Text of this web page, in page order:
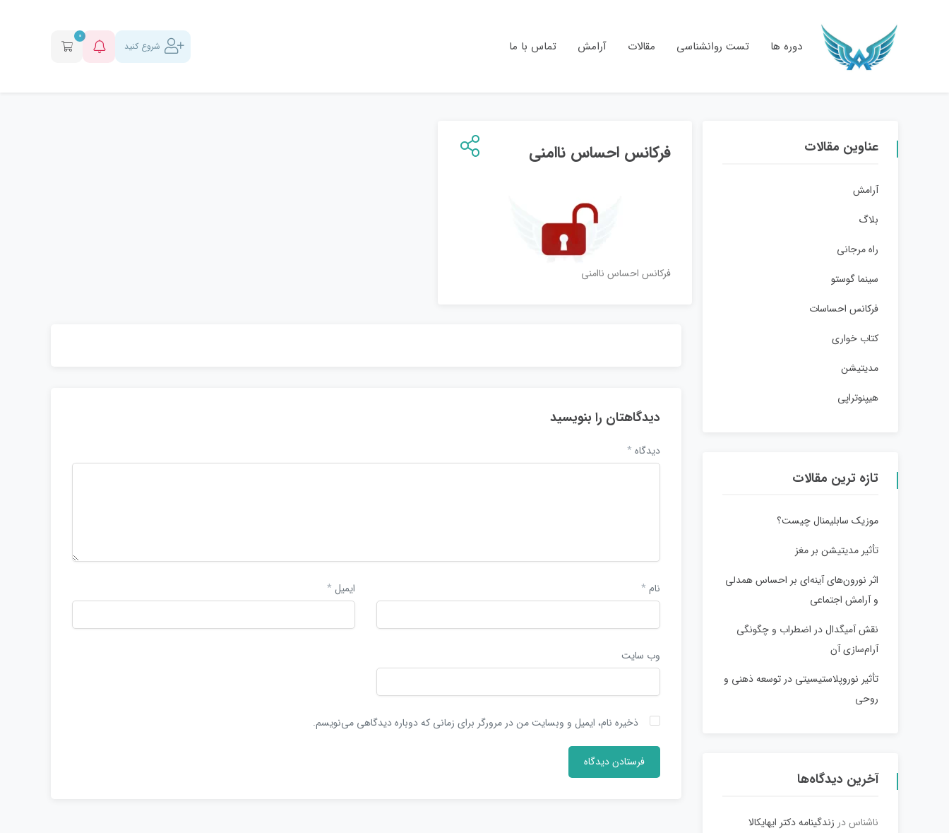
دوره ها تست روانشناسی مقالات آرامش تماس با ما شروع کنید
0
فرکانس احساس ناامنی
فرکانس احساس ناامنی
دیدگاهتان را بنویسید
دیدگاه *
نام * ایمیل *
وب‌ سایت
ذخیره نام، ایمیل و وبسایت من در مرورگر برای زمانی که دوباره دیدگاهی می‌نویسم.
عناوین مقالات
آرامش
بلاگ
راه مرجانی
سینما گوستو
فرکانس احساسات
کتاب خواری
مدیتیشن
هیپنوتراپی
تازه ترین مقالات
موزیک سابلیمنال چیست؟
تأثیر مدیتیشن بر مغز
اثر نورون‌های آینه‌ای بر احساس همدلی
و آرامش اجتماعی
نقش آمیگدال در اضطراب و چگونگی
آرام‌سازی آن
تأثیر نوروپلاستیسیتی در توسعه ذهنی و
روحی
آخرین دیدگاه‌ها
ناشناسدر زندگینامه دکتر ایهایکالا